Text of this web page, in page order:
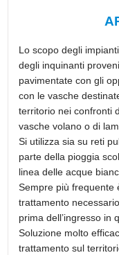
Lo scopo degli
degli inquinanti
pavimentate con gli
con le vasche
territorio nei confronti
vasche volano o di
Si utilizza sia su reti
parte della pioggia
linea delle acque
Sempre più frequente
trattamento
prima dell’ingresso in
Soluzione molto
trattamento sul